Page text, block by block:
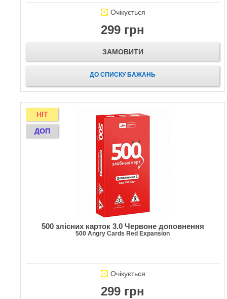
Очікується
299 грн
ЗАМОВИТИ
ДО СПИСКУ БАЖАНЬ
HIT
ДОП
500 злісних карток 3.0 Червоне доповнення
500 Angry Cards Red Expansion
Очікується
299 грн